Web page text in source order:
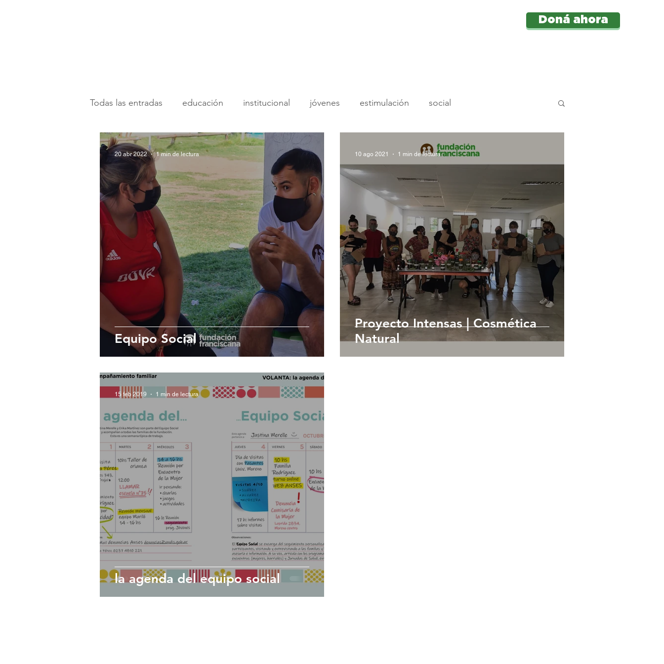
Doná ahora
Todas las entradas educación institucional jóvenes estimulación social
desarrollo de recursos donantes institucional adolescentes
desarrollo infantil campamentos juegoteca psicología economía social
Equipo Social
20 abr 2022 1 min de lectura
Proyecto Intensas | Cosmética
Natural
10 ago 2021 1 min de lectura
la agenda del equipo social
15 feb 2019 1 min de lectura